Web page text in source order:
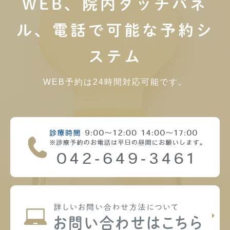
WEB、院内タッチパネ
ル、電話で可能な予約シ
ステム
WEB予約は24時間対応可能です。